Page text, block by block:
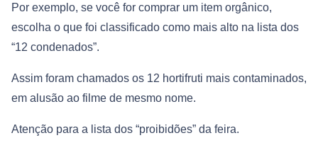
Por exemplo, se você for comprar um item orgânico,
escolha o que foi classificado como mais alto na lista dos
“12 condenados”.
Assim foram chamados os 12 hortifruti mais contaminados,
em alusão ao filme de mesmo nome.
Atenção para a lista dos “proibidões” da feira.